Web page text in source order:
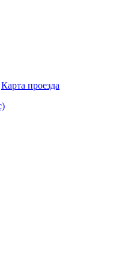
Карта проезда